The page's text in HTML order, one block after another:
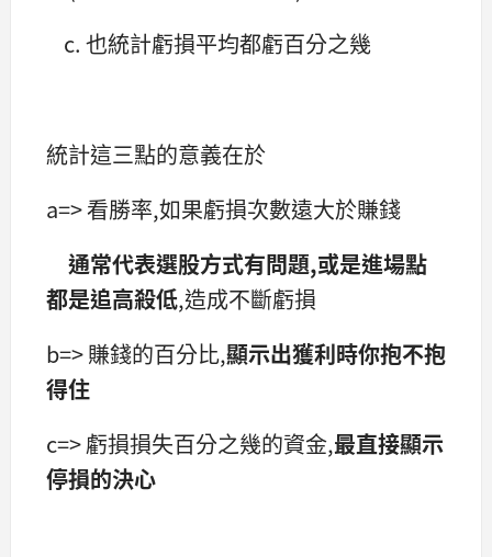
c. 也統計虧損平均都虧百分之幾
統計這三點的意義在於
a=> 看勝率,如果虧損次數遠大於賺錢
通常代表選股方式有問題,或是進場點
都是追高殺低,造成不斷虧損
b=> 賺錢的百分比,顯示出獲利時你抱不抱
得住
c=> 虧損損失百分之幾的資金,最直接顯示
停損的決心